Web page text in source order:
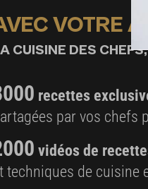
VOTRE
CUISINE DES
recettes
par vos chefs
vidéos de
techniques de cuisine